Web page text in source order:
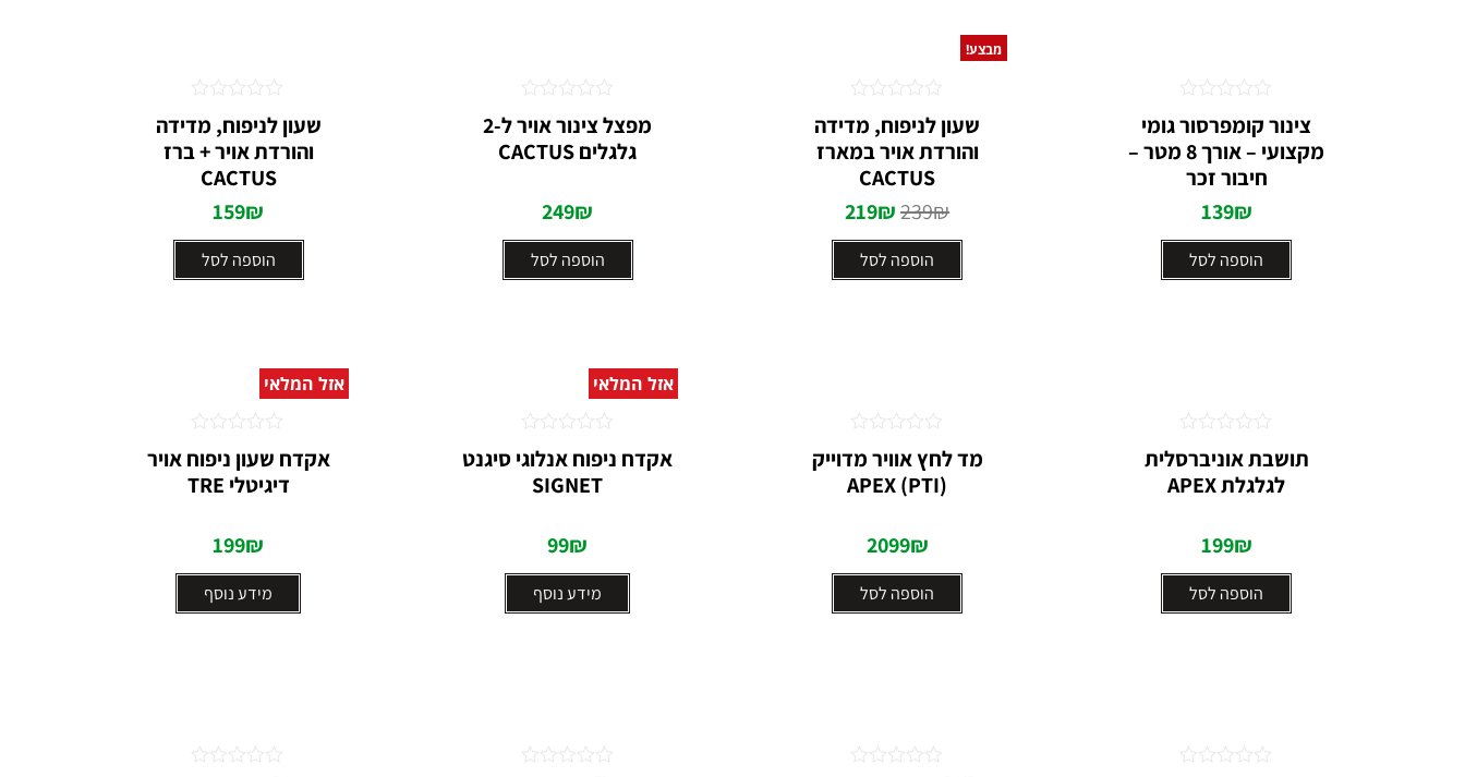
צינור קומפרסור גומי
מקצועי – אורך 8 מטר –
חיבור זכר
139₪
הוספה לסל
0
מתוך
5
מבצע!
שעון לניפוח, מדידה
והורדת אויר במארז
CACTUS
239₪
219₪
הוספה לסל
0
מתוך
מפצל צינור אויר ל-2
גלגלים CACTUS
249₪
הוספה לסל
דורג
מתוך
שעון לניפוח, מדידה
והורדת אויר + ברז
CACTUS
159₪
הוספה לסל
0
מתוך
תושבת אוניברסלית
לגלגלת APEX
199₪
הוספה לסל
דורג
0
מתוך
מד לחץ אוויר מדוייק
(PTI) APEX
2099₪
הוספה לסל
0
מתוך
אזל המלאי
אקדח ניפוח אנלוגי סיגנט
SIGNET
99₪
מידע נוסף
0
אזל המלאי
אקדח שעון ניפוח אויר
דיגיטלי TRE
199₪
מידע נוסף
0
מתוך